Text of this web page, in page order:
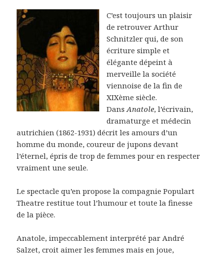
C’est toujours un plaisir
de retrouver Arthur
Schnitzler qui, de son
écriture simple et
élégante dépeint à
merveille la société
viennoise de la fin de
XIXème siècle.
DansAnatole, l’écrivain,
dramaturge et médecin
autrichien (1862-1931) décrit les amours d’un
homme du monde, coureur de jupons devant
l’éternel, épris de trop de femmes pour en respecter
vraiment une seule.
Le spectacle qu’en propose la compagnie Populart
Theatre restitue tout l’humour et toute la finesse
de la pièce.
Anatole, impeccablement interprété par André
Salzet, croit aimer les femmes mais en joue,